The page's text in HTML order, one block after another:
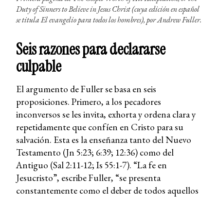
Duty of Sinners to Believe in Jesus Christ (cuya edición en español
se titulaEl evangelio para todos los hombres), por Andrew Fuller.
Seis razones para declararse
culpable
El argumento de Fuller se basa en seis
proposiciones. Primero, a los pecadores
inconversos se les invita, exhorta y ordena clara y
repetidamente que confíen en Cristo para su
salvación. Esta es la enseñanza tanto del Nuevo
Testamento (Jn 5:23; 6:39; 12:36) como del
Antiguo (Sal 2:11-12; Is 55:1-7). “La fe en
Jesucristo”, escribe Fuller, “se presenta
constantemente como el deber de todos aquellos